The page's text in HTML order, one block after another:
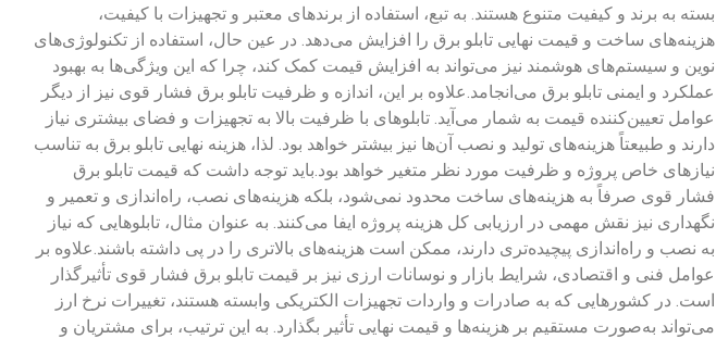
بسته به برند و کیفیت متنوع هستند. به تبع، استفاده از برندهای معتبر و تجهیزات با کیفیت،
هزینه‌های ساخت و قیمت نهایی تابلو برق را افزایش می‌دهد. در عین حال، استفاده از تکنولوژی‌های
نوین و سیستم‌های هوشمند نیز می‌تواند به افزایش قیمت کمک کند، چرا که این ویژگی‌ها به بهبود
عملکرد و ایمنی تابلو برق می‌انجامد.علاوه بر این، اندازه و ظرفیت تابلو برق فشار قوی نیز از دیگر
عوامل تعیین‌کننده قیمت به شمار می‌آید. تابلوهای با ظرفیت بالا به تجهیزات و فضای بیشتری نیاز
دارند و طبیعتاً هزینه‌های تولید و نصب آن‌ها نیز بیشتر خواهد بود. لذا، هزینه نهایی تابلو برق به تناسب
نیازهای خاص پروژه و ظرفیت مورد نظر متغیر خواهد بود.باید توجه داشت که قیمت تابلو برق
فشار قوی صرفاً به هزینه‌های ساخت محدود نمی‌شود، بلکه هزینه‌های نصب، راه‌اندازی و تعمیر و
نگهداری نیز نقش مهمی در ارزیابی کل هزینه پروژه ایفا می‌کنند. به‌ عنوان مثال، تابلوهایی که نیاز
به نصب و راه‌اندازی پیچیده‌تری دارند، ممکن است هزینه‌های بالاتری را در پی داشته باشند.علاوه بر
عوامل فنی و اقتصادی، شرایط بازار و نوسانات ارزی نیز بر قیمت تابلو برق فشار قوی تأثیرگذار
است. در کشورهایی که به صادرات و واردات تجهیزات الکتریکی وابسته هستند، تغییرات نرخ ارز
می‌تواند به‌صورت مستقیم بر هزینه‌ها و قیمت نهایی تأثیر بگذارد. به این ترتیب، برای مشتریان و